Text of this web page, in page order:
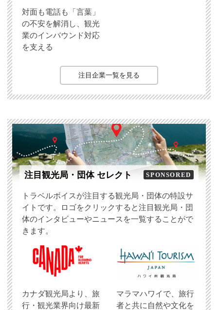
対面も電話も「言葉」
の不安を解消し、観光
業のインバウンド対応
を支える
注目企業一覧を見る
注目観光局・団体 セレクト SPONSORED
トラベルボイスが注目する観光局・団体の特設サ
イトです。ロゴをクリックすると注目観光局・団
体のインタビューやニュースを一覧することがで
きます。
​カナダ観光局より、旅
行・観光業界向け最新
マラマハワイで、旅行
者と共に自然や文化を